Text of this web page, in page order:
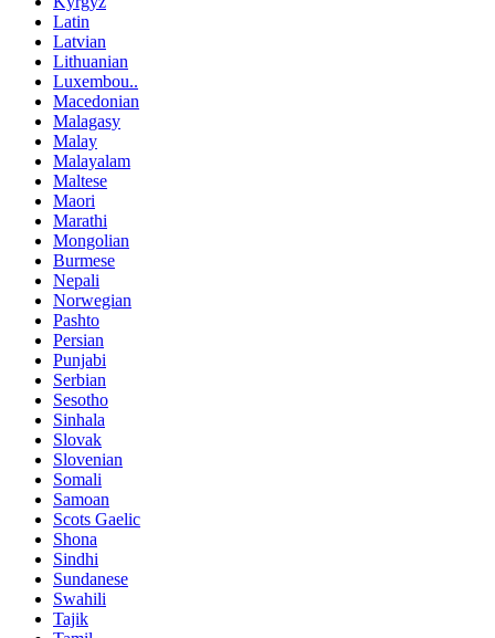
Latin
Latvian
Lithuanian
Luxembou..
Macedonian
Malagasy
Malay
Malayalam
Maltese
Maori
Marathi
Mongolian
Burmese
Nepali
Norwegian
Pashto
Persian
Punjabi
Serbian
Sesotho
Sinhala
Slovak
Slovenian
Somali
Samoan
Scots Gaelic
Shona
Sindhi
Sundanese
Swahili
Tajik